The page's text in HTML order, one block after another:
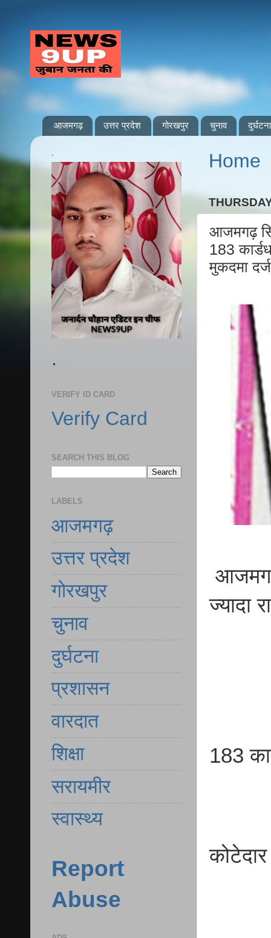
आजमगढ़ उत्तर प्रदेश गोरखपुर चुनाव दुर्घटना
Home
आजमगढ़
183
मुकदमा
ज्यादा
183
.
.
VERIFY ID CARD
Verify Card
SEARCH THIS BLOG
LABELS
आजमगढ़
उत्तर प्रदेश
गोरखपुर
चुनाव
दुर्घटना
प्रशासन
वारदात
शिक्षा
सरायमीर
स्वास्थ्य
Report
Abuse